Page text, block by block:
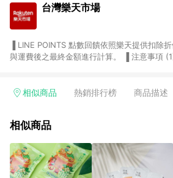
台灣樂天市場
與運費後之最終金額進行計算。 ▐ 注意事項 (1) 部分服務及店家
Smart mobile、神腦生活、JS巨盛、樂天
台灣樂天市場，並在同一瀏覽器於24小時內結
市場 45 天內完成訂單出貨及結帳，則不符合贈點
使用APP、或中途瀏覽比價網、回饋網、
由網頁版(電腦版/手機版網頁)切換為App都將
相似商品 熱銷排行榜 商品描述
相似商品